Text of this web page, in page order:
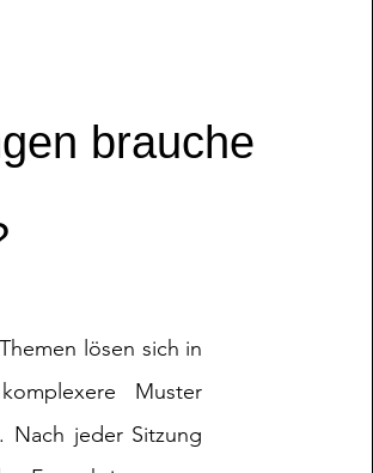
brauche
lösen sich in
Muster
Nach jeder Sitzung